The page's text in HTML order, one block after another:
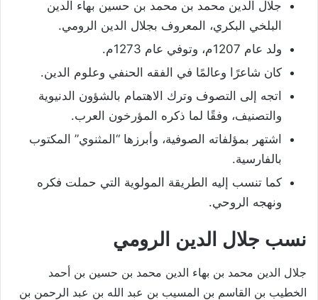
جلال الدين محمد بن محمد بن حسين بهاء الدين
البلخي البكري، المعروف بجلال الدين الرومي.
ولد عام 1207م، وتوفي عام 1273م.
كان شاعرًا وعالمًا في الفقه الحنفي وعلوم الدين.
اتجه إلى التصوف وترك الاهتمام بالشؤون الدنيوية
والتصنيف، وفقًا لما ذكره المؤرخون العرب.
اشتهر بمؤلفاته الصوفية، وأبرزها “المثنوي” المكتوب
بالفارسية.
كما تنسب إليه الطريقة المولوية التي حملت فكره
ونهجه الروحي.
نسب جلال الدين الرومي
جلال الدين محمد بن بهاء الدين محمد بن حسين بن أحمد
الخطيب بن القاسم بن المسيب بن عبد الله بن عبد الرحمن بن